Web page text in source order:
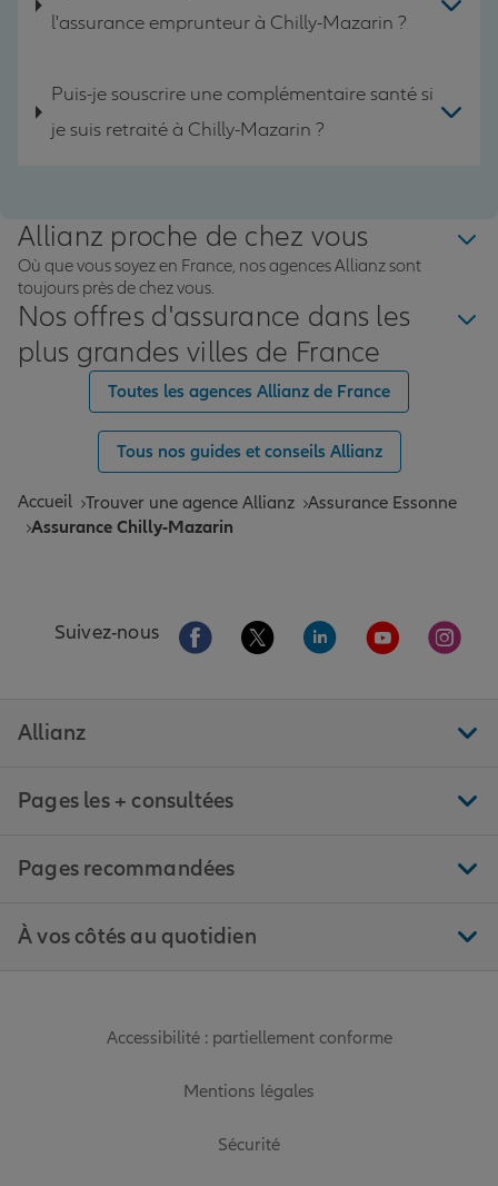
l'assurance emprunteur à Chilly-Mazarin ?
Puis-je souscrire une complémentaire santé si
je suis retraité à Chilly-Mazarin ?
Allianz proche de chez vous
Où que vous soyez en France, nos agences Allianz sont
toujours près de chez vous.
Nos offres d'assurance dans les
plus grandes villes de France
Toutes les agences Allianz de France
Tous nos guides et conseils Allianz
Accueil Trouver une agence Allianz Assurance Essonne
Assurance Chilly-Mazarin
Suivez-nous Aller sur la page Facebook de Allianz
Aller sur la page Twitter de
Aller sur la page
Aller sur la
Aller
Allianz
Pages les + consultées
Pages recommandées
À vos côtés au quotidien
Accessibilité : partiellement conforme
Mentions légales
Sécurité